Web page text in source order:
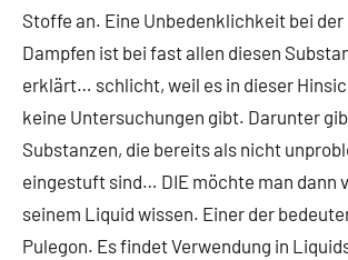
Stoffe an. Eine Unbedenklichkeit bei der
Dampfen ist bei fast allen diesen
erklärt… schlicht, weil es in dieser
keine Untersuchungen gibt. Darunter
Substanzen, die bereits als nicht
eingestuft sind… DIE möchte man dann
seinem Liquid wissen. Einer der
Pulegon. Es findet Verwendung in